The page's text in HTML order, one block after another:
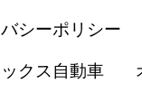
シーポリシー
クス自動車